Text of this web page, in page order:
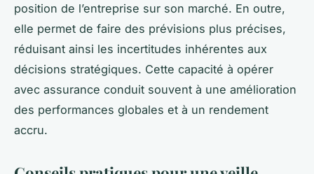
position de l’entreprise sur son marché. En outre,
elle permet de faire des prévisions plus précises,
réduisant ainsi les incertitudes inhérentes aux
décisions stratégiques. Cette capacité à opérer
avec assurance conduit souvent à une amélioration
des performances globales et à un rendement
accru.